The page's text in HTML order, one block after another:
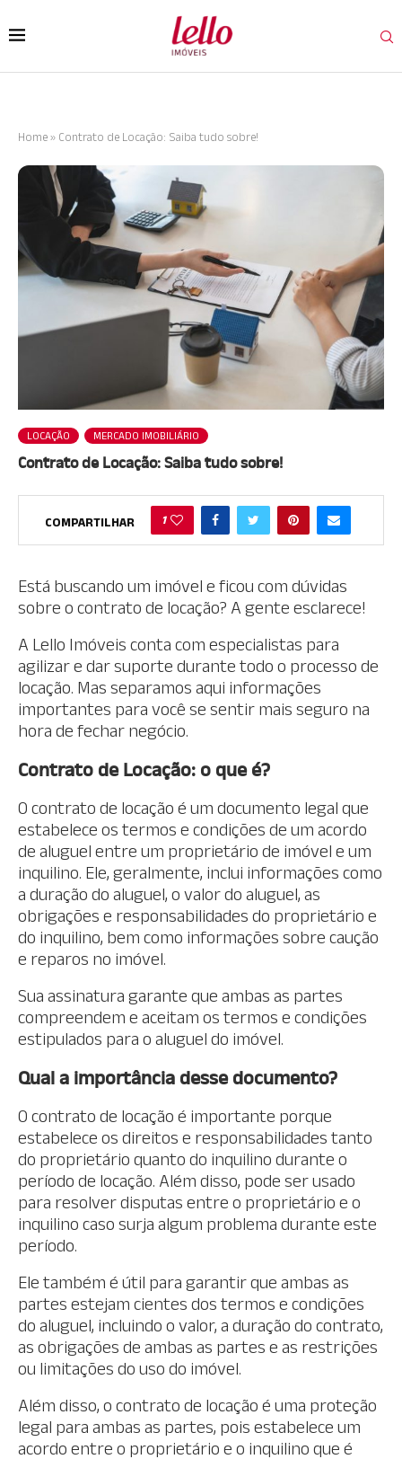
Home » Contrato de Locação: Saiba tudo sobre!
LOCAÇÃO MERCADO IMOBILIÁRIO
Contrato de Locação: Saiba tudo sobre!
COMPARTILHAR 1
Está buscando um imóvel e ficou com dúvidas
sobre o contrato de locação? A gente esclarece!
A Lello Imóveis conta com especialistas para
agilizar e dar suporte durante todo o processo de
locação. Mas separamos aqui informações
importantes para você se sentir mais seguro na
hora de fechar negócio.
Contrato de Locação: o que é?
O contrato de locação é um documento legal que
estabelece os termos e condições de um acordo
de aluguel entre um proprietário de imóvel e um
inquilino. Ele, geralmente, inclui informações como
a duração do aluguel, o valor do aluguel, as
obrigações e responsabilidades do proprietário e
do inquilino, bem como informações sobre caução
e reparos no imóvel.
Sua assinatura garante que ambas as partes
compreendem e aceitam os termos e condições
estipulados para o aluguel do imóvel.
Qual a importância desse documento?
O contrato de locação é importante porque
estabelece os direitos e responsabilidades tanto
do proprietário quanto do inquilino durante o
período de locação. Além disso, pode ser usado
para resolver disputas entre o proprietário e o
inquilino caso surja algum problema durante este
período.
Ele também é útil para garantir que ambas as
partes estejam cientes dos termos e condições
do aluguel, incluindo o valor, a duração do contrato,
as obrigações de ambas as partes e as restrições
ou limitações do uso do imóvel.
Além disso, o contrato de locação é uma proteção
legal para ambas as partes, pois estabelece um
acordo entre o proprietário e o inquilino que é